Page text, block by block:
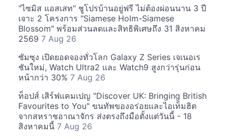
"ไซมิส แอสเสท" ชูโปรบ้านอยู่ฟรี ไม่ต้องผ่อนนาน 3 ปี
เจาะ 2 โครงการ "Siamese Holm-Siamese
Blossom" พร้อมส่วนลดและสิทธิพิเศษถึง 31 สิงหาคม
2569 7 Aug 26
ซัมซุง เปิดยอดจองทั่วโลก Galaxy Z Series เจเนอเร
ชันใหม่, Watch Ultra2 และ Watch9 สูงกว่ารุ่นก่อน
หน้ากว่า 30% 7 Aug 26
ท็อปส์ เสิร์ฟแคมเปญ "Discover UK: Bringing British
Favourites to You" ขนทัพของอร่อยและไอเท็มฮิต
จากสหราชอาณาจักร ส่งตรงถึงมือตั้งแต่วันนี้ - 18
สิงหาคมนี้ 7 Aug 26